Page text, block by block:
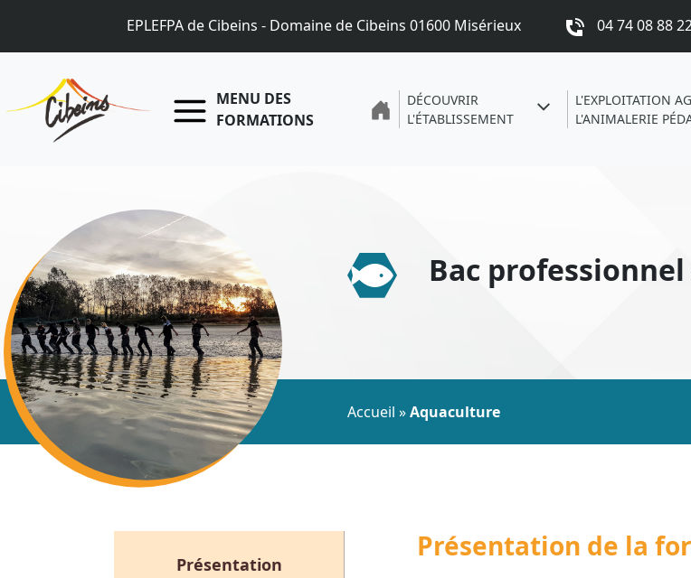
EPLEFPA de Cibeins - Domaine de Cibeins 01600 Misérieux 04 74 08 88
MENU DES
FORMATIONS
DÉCOUVRIR
L'ÉTABLISSEMENT
L'EXPLOITATION
L'ANIMALERIE
Bac
Accueil »Aquaculture
Présentation
Présentation de la